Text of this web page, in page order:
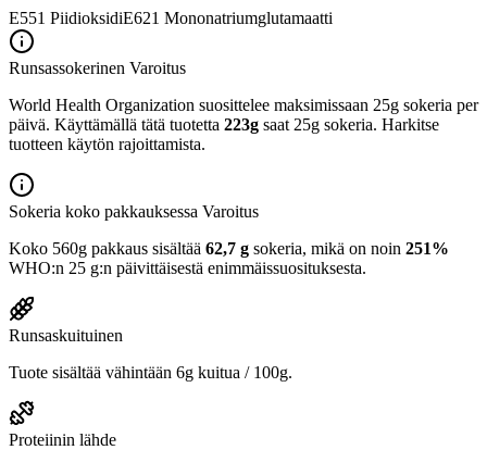
E551 PiidioksidiE621 Mononatriumglutamaatti
Runsassokerinen Varoitus
World Health Organization suosittelee maksimissaan 25g sokeria per
päivä. Käyttämällä tätä tuotetta 223g saat 25g sokeria. Harkitse
tuotteen käytön rajoittamista.
Sokeria koko pakkauksessa Varoitus
Koko 560g pakkaus sisältää 62,7 g sokeria, mikä on noin 251%
WHO:n 25 g:n päivittäisestä enimmäissuosituksesta.
Runsaskuituinen
Tuote sisältää vähintään 6g kuitua / 100g.
Proteiinin lähde